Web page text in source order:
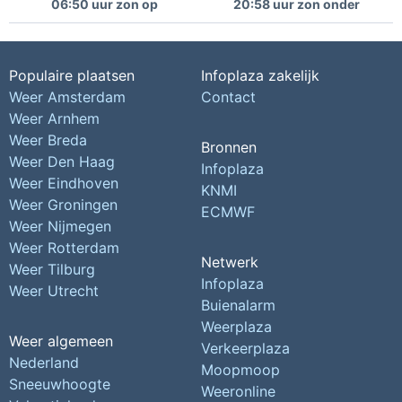
06:50 uur zon op 20:58 uur zon onder
Populaire plaatsen
Weer Amsterdam
Weer Arnhem
Weer Breda
Weer Den Haag
Weer Eindhoven
Weer Groningen
Weer Nijmegen
Weer Rotterdam
Weer Tilburg
Weer Utrecht
Weer algemeen
Nederland
Sneeuwhoogte
Infoplaza zakelijk
Contact
Bronnen
Infoplaza
KNMI
ECMWF
Netwerk
Infoplaza
Buienalarm
Weerplaza
Verkeerplaza
Moopmoop
Weeronline